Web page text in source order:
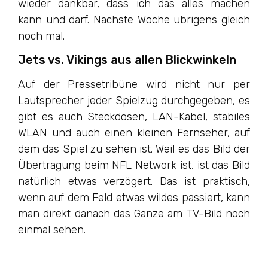
wieder dankbar, dass ich das alles machen
kann und darf. Nächste Woche übrigens gleich
noch mal.
Jets vs. Vikings aus allen Blickwinkeln
Auf der Pressetribüne wird nicht nur per
Lautsprecher jeder Spielzug durchgegeben, es
gibt es auch Steckdosen, LAN-Kabel, stabiles
WLAN und auch einen kleinen Fernseher, auf
dem das Spiel zu sehen ist. Weil es das Bild der
Übertragung beim NFL Network ist, ist das Bild
natürlich etwas verzögert. Das ist praktisch,
wenn auf dem Feld etwas wildes passiert, kann
man direkt danach das Ganze am TV-Bild noch
einmal sehen.